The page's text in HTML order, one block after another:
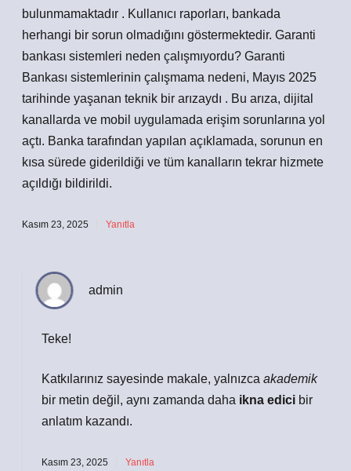
bulunmamaktadır . Kullanıcı raporları, bankada
herhangi bir sorun olmadığını göstermektedir. Garanti
bankası sistemleri neden çalışmıyordu? Garanti
Bankası sistemlerinin çalışmama nedeni, Mayıs 2025
tarihinde yaşanan teknik bir arızaydı . Bu arıza, dijital
kanallarda ve mobil uygulamada erişim sorunlarına yol
açtı. Banka tarafından yapılan açıklamada, sorunun en
kısa sürede giderildiği ve tüm kanalların tekrar hizmete
açıldığı bildirildi.
Kasım 23, 2025 Yanıtla
admin
Teke!
Katkılarınız sayesinde makale, yalnızca akademik
bir metin değil, aynı zamanda daha ikna edici bir
anlatım kazandı.
Kasım 23, 2025 Yanıtla